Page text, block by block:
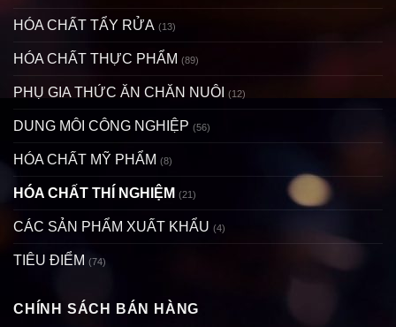
HÓA CHẤT TẨY RỬA (13)
HÓA CHẤT THỰC PHẨM (89)
PHỤ GIA THỨC ĂN CHĂN NUÔI (12)
DUNG MÔI CÔNG NGHIỆP (56)
HÓA CHẤT MỸ PHẨM (8)
HÓA CHẤT THÍ NGHIỆM (21)
CÁC SẢN PHẨM XUẤT KHẨU (4)
TIÊU ĐIỂM (74)
CHÍNH SÁCH BÁN HÀNG